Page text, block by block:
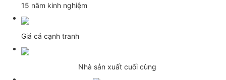
15 năm kinh nghiệm
Giá cả cạnh tranh
Nhà sản xuất cuối cùng